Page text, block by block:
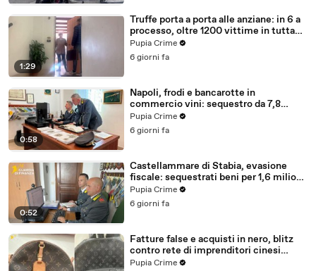
1:29
Truffe porta a porta alle anziane: in 6 a
processo, oltre 1200 vittime in tutta
Italia (30.07.26)
Pupia Crime
6 giorni fa
0:58
Napoli, frodi e bancarotte in
commercio vini: sequestro da 7,8
milioni (30.07.26)
Pupia Crime
6 giorni fa
0:52
Castellammare di Stabia, evasione
fiscale: sequestrati beni per 1,6 milioni
ad un consorzio navale (29.07.26)
Pupia Crime
6 giorni fa
Fatture false e acquisti in nero, blitz
contro rete di imprenditori cinesi
sequestri per 8,5 milioni (29.07.26)
Pupia Crime